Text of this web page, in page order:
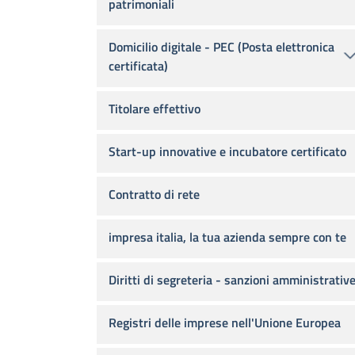
patrimoniali
Domicilio digitale - PEC (Posta elettronica
certificata)
Titolare effettivo
Start-up innovative e incubatore certificato
Contratto di rete
impresa italia, la tua azienda sempre con te
Diritti di segreteria - sanzioni amministrative
Registri delle imprese nell'Unione Europea